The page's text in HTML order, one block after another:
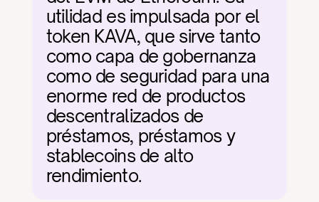
utilidad es impulsada por el
token KAVA, que sirve tanto
como capa de gobernanza
como de seguridad para una
enorme red de productos
descentralizados de
préstamos, préstamos y
stablecoins de alto
rendimiento.